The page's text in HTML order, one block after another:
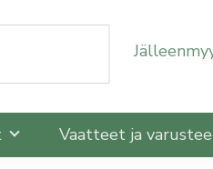
ylös ja alas
Vaatteet ja